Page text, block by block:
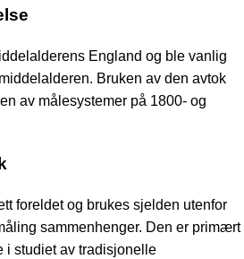
England og ble vanlig
Bruken av den avtok
av målesystemer på 1800- og
foreldet og brukes sjelden utenfor
sammenhenger. Den er primært
i studiet av tradisjonelle